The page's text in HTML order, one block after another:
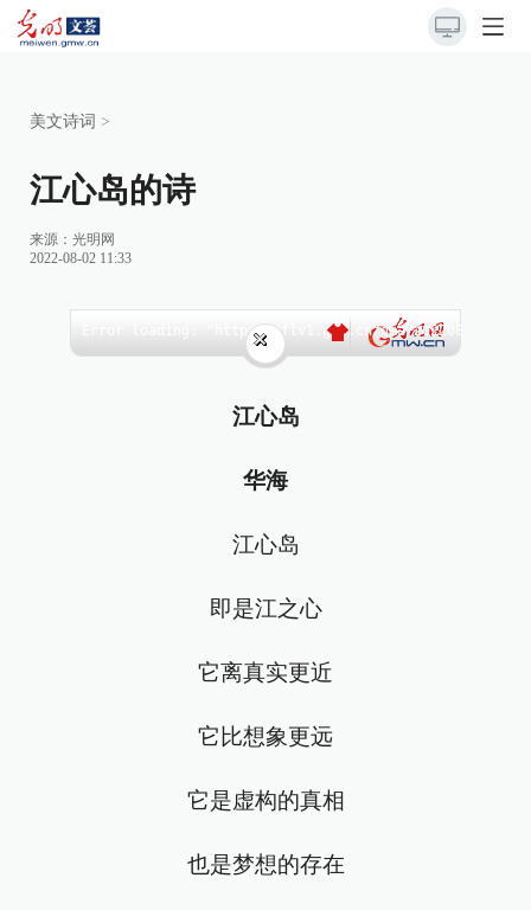
美文诗词 >
江心岛的诗
来源： 光明网
2022-08-02 11:33
江心岛
华海
江心岛
即是江之心
它离真实更近
它比想象更远
它是虚构的真相
也是梦想的存在